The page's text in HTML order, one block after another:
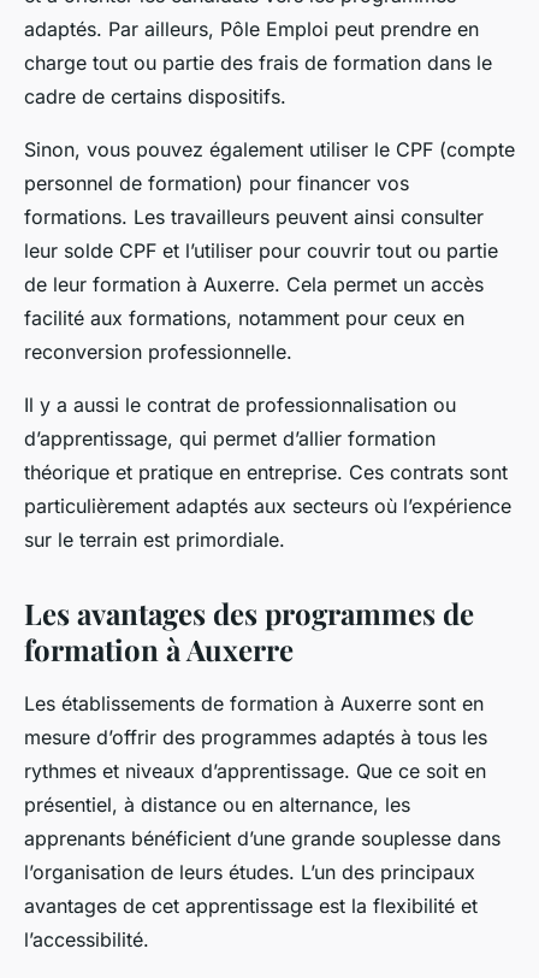
adaptés. Par ailleurs, Pôle Emploi peut prendre en
charge tout ou partie des frais de formation dans le
cadre de certains dispositifs.
Sinon, vous pouvez également utiliser le CPF (compte
personnel de formation) pour financer vos
formations. Les travailleurs peuvent ainsi consulter
leur solde CPF et l’utiliser pour couvrir tout ou partie
de leur formation à Auxerre. Cela permet un accès
facilité aux formations, notamment pour ceux en
reconversion professionnelle.
Il y a aussi le contrat de professionnalisation ou
d’apprentissage, qui permet d’allier formation
théorique et pratique en entreprise. Ces contrats sont
particulièrement adaptés aux secteurs où l’expérience
sur le terrain est primordiale.
Les avantages des programmes de
formation à Auxerre
Les établissements de formation à Auxerre sont en
mesure d’offrir des programmes adaptés à tous les
rythmes et niveaux d’apprentissage. Que ce soit en
présentiel, à distance ou en alternance, les
apprenants bénéficient d’une grande souplesse dans
l’organisation de leurs études. L’un des principaux
avantages de cet apprentissage est la flexibilité et
l’accessibilité.